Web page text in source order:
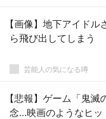
【画像】地下アイド
ら飛び出してしまう
芸能人の気になる噂
【悲報】ゲーム「鬼
念…映画のようなヒッ